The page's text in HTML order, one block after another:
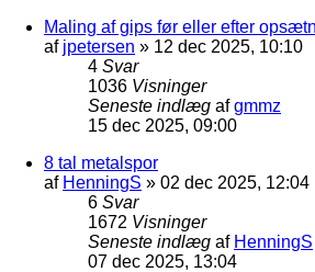
Maling af gips før eller efter
af jpetersen » 12 dec 2025, 10:10
4 Svar
1036 Visninger
Seneste indlæg afgmmz
15 dec 2025, 09:00
8 tal metalspor
af HenningS » 02 dec 2025, 12:04
6 Svar
1672 Visninger
Seneste indlæg af HenningS
07 dec 2025, 13:04